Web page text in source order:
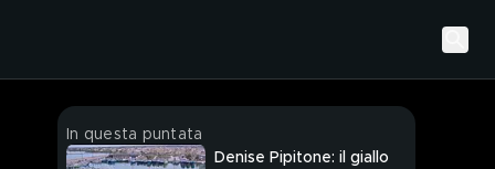
In questa puntata
Denise Pipitone: il giallo